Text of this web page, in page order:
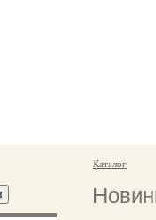
Каталог